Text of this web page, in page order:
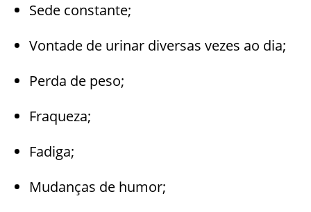
Sede constante;
Vontade de urinar diversas vezes ao dia;
Perda de peso;
Fraqueza;
Fadiga;
Mudanças de humor;